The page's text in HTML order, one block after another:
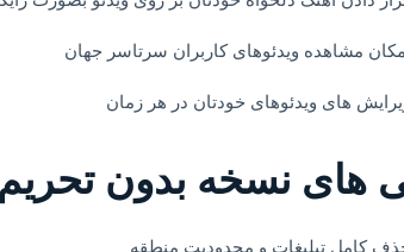
مشاهده ویدئوهای کاربران سرتاسر جهان
های ویدئوهای خودتان در هر زمان
های نسخه بدون
کامل تبلیغات و محدودیت منطقه